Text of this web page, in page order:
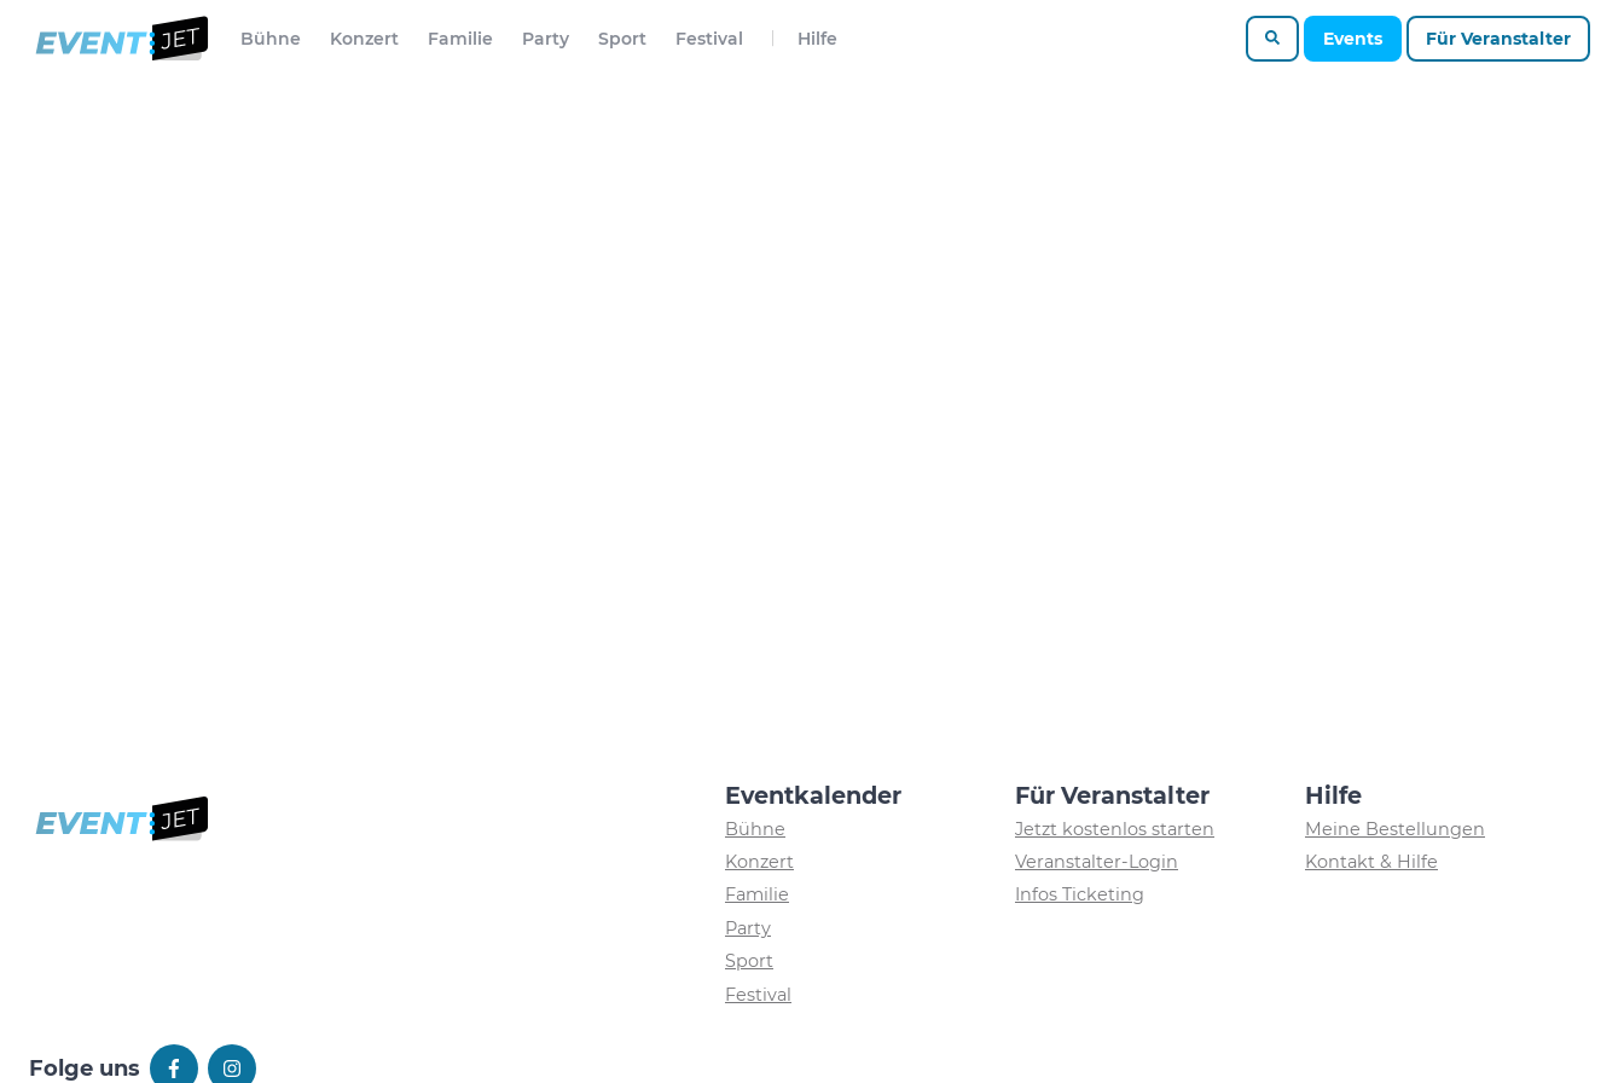
Bühne Konzert Familie Party Sport Festival Hilfe Events Für Veranstalter
Eventkalender
Bühne
Konzert
Familie
Party
Sport
Festival
Für Veranstalter
Jetzt kostenlos starten
Veranstalter-Login
Infos Ticketing
Hilfe
Meine Bestellungen
Kontakt & Hilfe
Folge uns